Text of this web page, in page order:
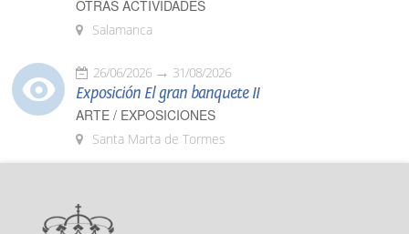
OTRAS ACTIVIDADES
Salamanca
26/06/2026 31/08/2026
Exposición El gran banquete II
ARTE / EXPOSICIONES
Santa Marta de Tormes